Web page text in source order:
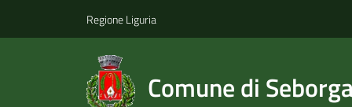
Regione Liguria
Comune di